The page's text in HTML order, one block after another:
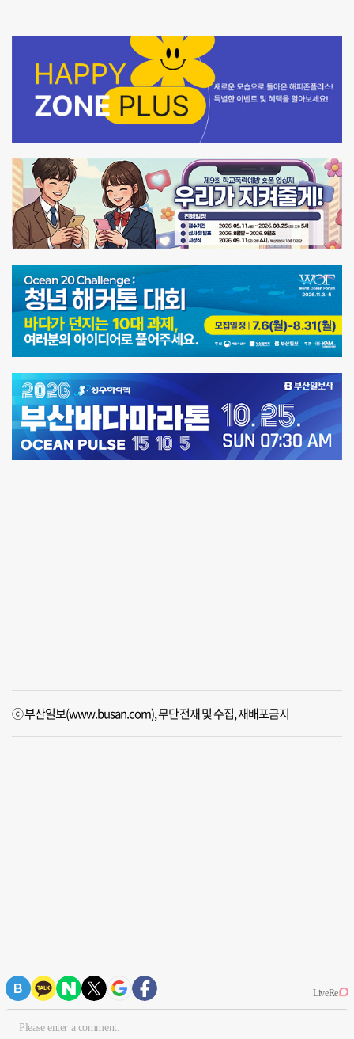
ⓒ 부산일보(www.busan.com), 무단전재 및 수집, 재배포금지